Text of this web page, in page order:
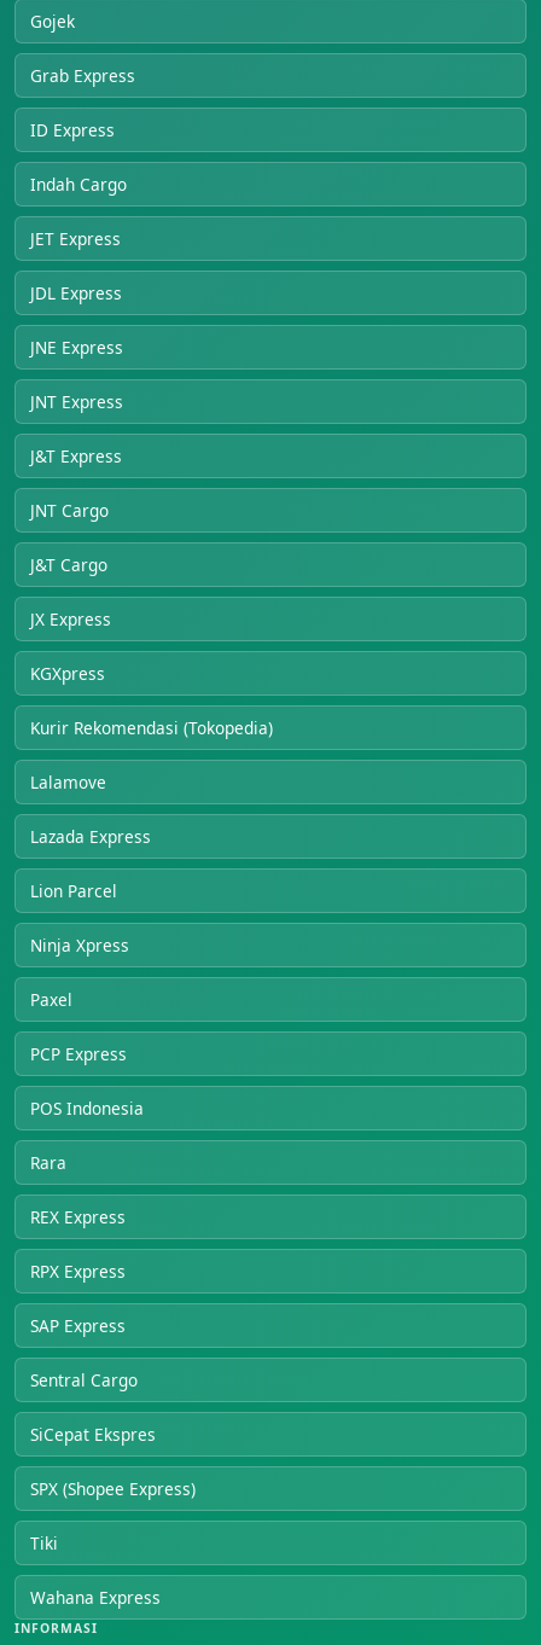
Gojek
Grab Express
ID Express
Indah Cargo
JET Express
JDL Express
JNE Express
JNT Express
J&T Express
JNT Cargo
J&T Cargo
JX Express
KGXpress
Kurir Rekomendasi (Tokopedia)
Lalamove
Lazada Express
Lion Parcel
Ninja Xpress
Paxel
PCP Express
POS Indonesia
Rara
REX Express
RPX Express
SAP Express
Sentral Cargo
SiCepat Ekspres
SPX (Shopee Express)
Tiki
Wahana Express
INFORMASI